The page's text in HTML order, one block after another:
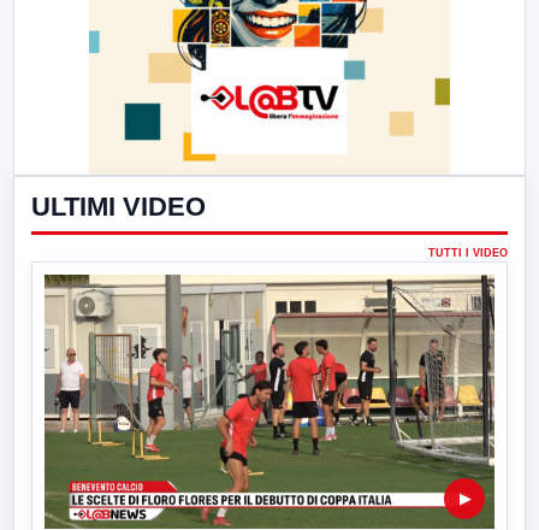
ULTIMI VIDEO
TUTTI I VIDEO
▶